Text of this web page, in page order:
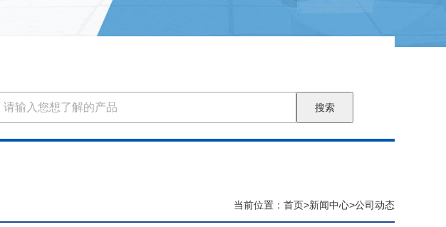
搜索
当前位置： 首页>新闻中心>公司动态